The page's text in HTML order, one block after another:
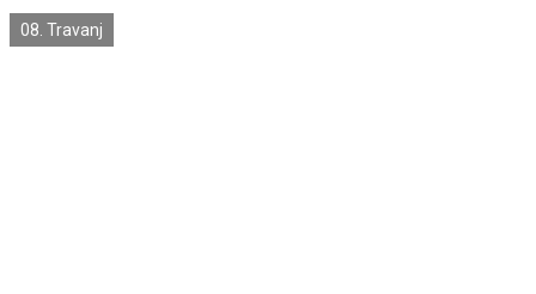
je ozlijedio
08. Travanj